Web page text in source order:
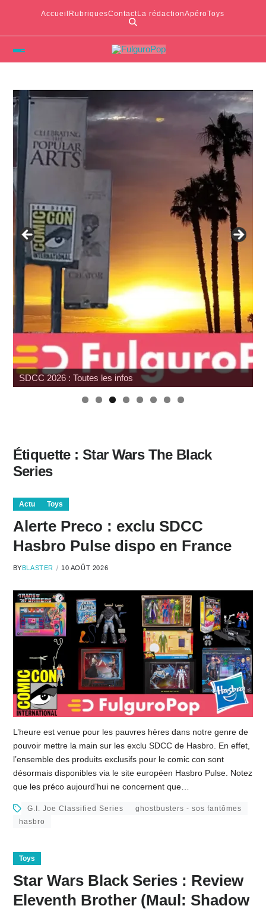
Accueil RubriquesContactLa rédactionApéroToys
SDCC 2026 : Toutes les infos
Étiquette : Star Wars The Black
Series
Actu Toys
Alerte Preco : exclu SDCC
Hasbro Pulse dispo en France
BYBLASTER 10 AOÛT 2026
L’heure est venue pour les pauvres hères dans notre genre de
pouvoir mettre la main sur les exclu SDCC de Hasbro. En effet,
l’ensemble des produits exclusifs pour le comic con sont
désormais disponibles via le site européen Hasbro Pulse. Notez
que les préco aujourd’hui ne concernent que…
G.I. Joe Classified Series
ghostbusters - sos fantômes
hasbro
Toys
Star Wars Black Series : Review
Eleventh Brother (Maul: Shadow